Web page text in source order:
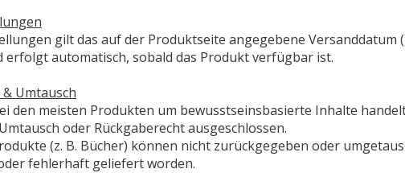
gilt das auf der Produktseite angegebene Versanddatum
erfolgt automatisch, sobald das Produkt verfügbar ist.
& Umtausch
den meisten Produkten um bewusstseinsbasierte Inhalte
oder Rückgaberecht ausgeschlossen.
(z. B. Bücher) können nicht zurückgegeben oder
fehlerhaft geliefert worden.